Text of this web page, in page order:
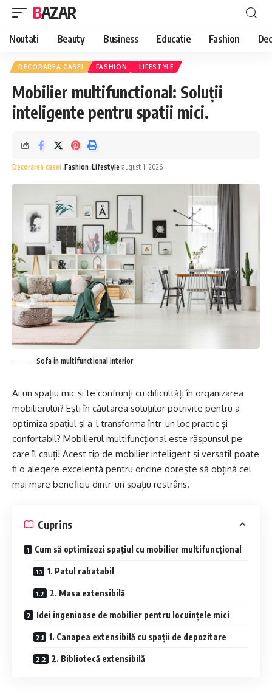
BAZAR
Noutati Beauty Business Educatie Fashion
DECORAREA CASEI FASHION LIFESTYLE
Mobilier multifunctional: Soluții
inteligente pentru spatii mici.
Decorarea casei Fashion Lifestyle august 1, 2026
Sofa in multifunctional interior
Ai un spațiu mic și te confrunți cu dificultăți în organizarea
mobilierului? Ești în căutarea soluțiilor potrivite pentru a
optimiza spațiul și a-l transforma într-un loc practic și
confortabil? Mobilierul multifuncțional este răspunsul pe
care îl cauți! Acest tip de mobilier inteligent și versatil poate
fi o alegere excelentă pentru oricine dorește să obțină cel
mai mare beneficiu dintr-un spațiu restrâns.
Cuprins
Cum să optimizezi spațiul cu mobilier multifuncțional
1. Patul rabatabil
2. Masa extensibilă
Idei ingenioase de mobilier pentru locuințele mici
1. Canapea extensibilă cu spații de depozitare
2. Bibliotecă extensibilă